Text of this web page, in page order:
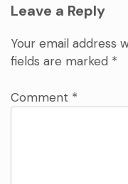
Leave a Reply
Your email address
fields are marked *
Comment *